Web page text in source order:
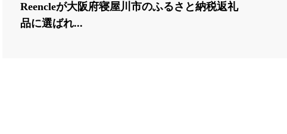
Reencleが大阪府寝屋川市のふるさと納税返礼
品に選ばれ...